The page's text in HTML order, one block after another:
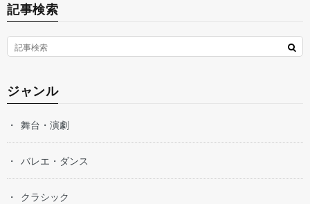
記事検索
ジャンル
舞台・演劇
バレエ・ダンス
クラシック